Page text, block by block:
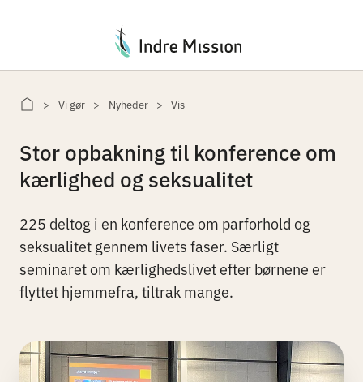
Vi gør Nyheder Vis
Stor opbakning til konference om
kærlighed og seksualitet
225 deltog i en konference om parforhold og
seksualitet gennem livets faser. Særligt
seminaret om kærlighedslivet efter børnene er
flyttet hjemmefra, tiltrak mange.